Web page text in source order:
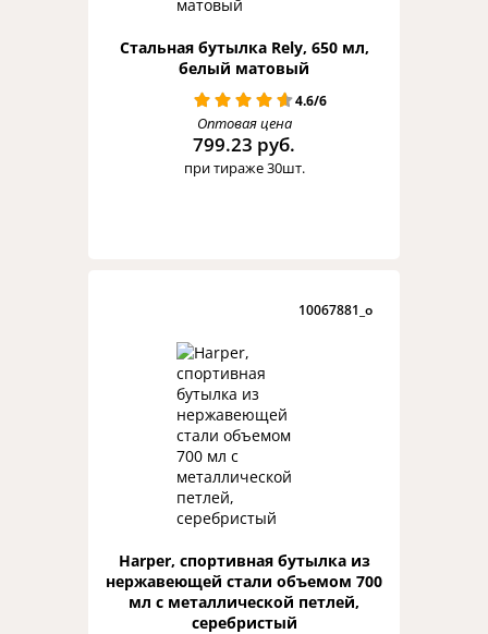
Стальная бутылка Rely, 650 мл,
белый матовый
4.6/6
Оптовая цена
799.23 руб.
при тираже 30шт.
10067881_o
Harper, спортивная бутылка из
нержавеющей стали объемом 700
мл с металлической петлей,
серебристый